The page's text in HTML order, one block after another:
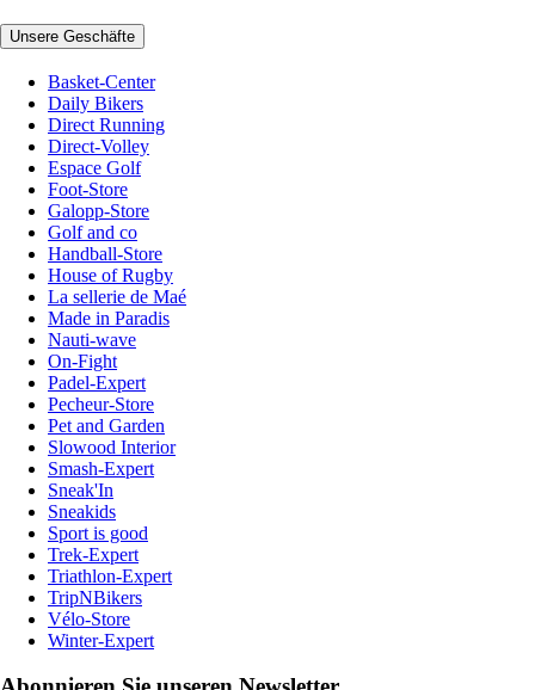
Unsere Geschäfte
Basket-Center
Daily Bikers
Direct Running
Direct-Volley
Espace Golf
Foot-Store
Galopp-Store
Golf and co
Handball-Store
House of Rugby
La sellerie de Maé
Made in Paradis
Nauti-wave
On-Fight
Padel-Expert
Pecheur-Store
Pet and Garden
Slowood Interior
Smash-Expert
Sneak'In
Sneakids
Sport is good
Trek-Expert
Triathlon-Expert
TripNBikers
Vélo-Store
Winter-Expert